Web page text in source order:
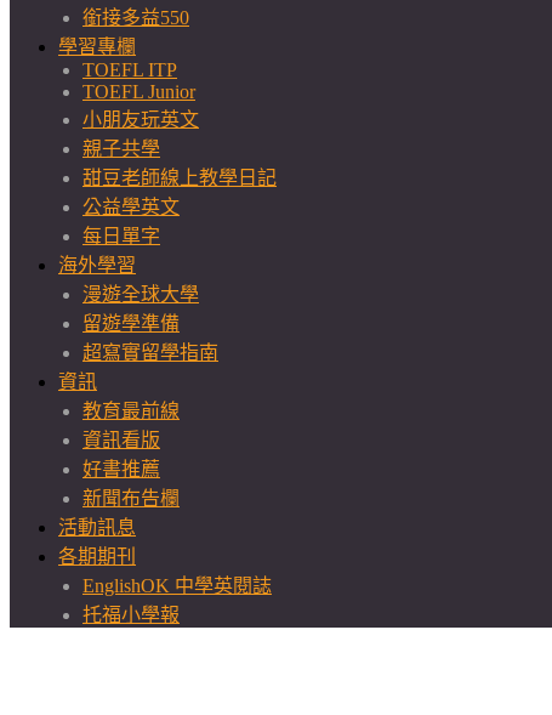
銜接多益550
學習專欄
TOEFL ITP
TOEFL Junior
小朋友玩英文
親子共學
甜豆老師線上教學日記
公益學英文
每日單字
海外學習
漫遊全球大學
留遊學準備
超寫實留學指南
資訊
教育最前線
資訊看版
好書推薦
新聞布告欄
活動訊息
各期期刊
EnglishOK 中學英閱誌
托福小學報